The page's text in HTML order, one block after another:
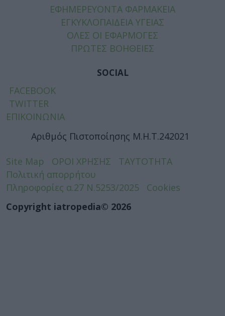
ΕΦΗΜΕΡΕΥΟΝΤΑ ΦΑΡΜΑΚΕΙΑ
ΕΓΚΥΚΛΟΠΑΙΔΕΙΑ ΥΓΕΙΑΣ
ΟΛΕΣ ΟΙ ΕΦΑΡΜΟΓΕΣ
ΠΡΩΤΕΣ ΒΟΗΘΕΙΕΣ
SOCIAL
FACEBOOK
TWITTER
ΕΠΙΚΟΙΝΩΝΙΑ
Αριθμός Πιστοποίησης Μ.Η.Τ.242021
Site Map ΟΡΟΙ ΧΡΗΣΗΣ
ΤΑΥΤΟΤΗΤΑ
Πολιτική απορρήτου
Πληροφορίες α.27 Ν.5253/2025
Cookies
Copyright iatropedia© 2026